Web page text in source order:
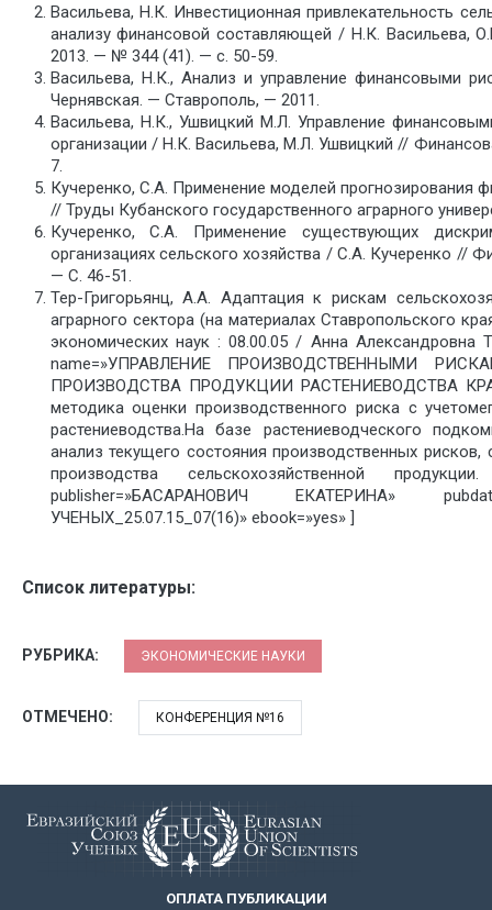
Васильева, Н.К. Инвестиционная привлекательность
анализу финансовой составляющей / Н.К. Васильева,
2013. — № 344 (41). — с. 50-59.
Васильева, Н.К., Анализ и управление финансовыми
Чернявская. — Ставрополь, — 2011.
Васильева, Н.К., Ушвицкий М.Л. Управление
организации / Н.К. Васильева, М.Л. Ушвицкий //
7.
Кучеренко, С.А. Применение моделей прогнозирования
// Труды Кубанского государственного аграрного
Кучеренко, С.А. Применение существующих
организациях сельского хозяйства / С.А. Кучеренко
— С. 46-51.
Тер-Григорьянц, А.А. Адаптация к рискам
аграрного сектора (на материалах Ставропольского
экономических наук : 08.00.05 / Анна Александровна
name=»УПРАВЛЕНИЕ ПРОИЗВОДСТВЕННЫМИ
ПРОИЗВОДСТВА ПРОДУКЦИИ РАСТЕНИЕВОДСТВА
методика оценки производственного риска с
растениеводства.На базе растениеводческого
анализ текущего состояния производственных
производства сельскохозяйственной
publisher=»БАСАРАНОВИЧ ЕКАТЕРИНА»
УЧЕНЫХ_25.07.15_07(16)» ebook=»yes» ]
Список литературы:
РУБРИКА: ЭКОНОМИЧЕСКИЕ НАУКИ
ОТМЕЧЕНО: КОНФЕРЕНЦИЯ №16
ОПЛАТА ПУБЛИКАЦИИ